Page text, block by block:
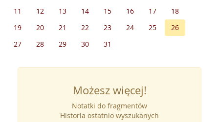
11
12 13 14 15 16 17
18
19
20 21 22 23 24 25
26
27
28 29 30 31
Możesz więcej!
Notatki do fragmentów
Historia ostatnio wyszukanych